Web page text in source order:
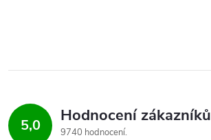
5,0 Hodnocení zákazníků
9740 hodnocení